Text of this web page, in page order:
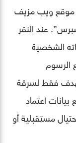
موقع ويب مزيف
عند النقر
الشخصية
الرسوم
فقط لسرقة
اعتماد
مستقبلية أو